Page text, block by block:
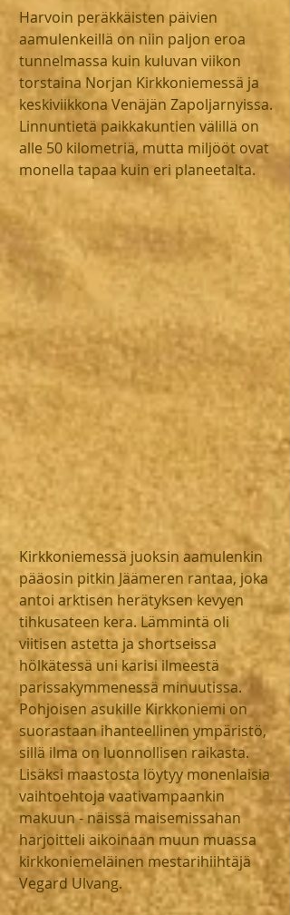
Harvoin peräkkäisten päivien
aamulenkeillä on niin paljon eroa
tunnelmassa kuin kuluvan viikon
torstaina Norjan Kirkkoniemessä ja
keskiviikkona Venäjän Zapoljarnyissa.
Linnuntietä paikkakuntien välillä on
alle 50 kilometriä, mutta miljööt ovat
monella tapaa kuin eri planeetalta.
Kirkkoniemessä juoksin aamulenkin
pääosin pitkin Jäämeren rantaa, joka
antoi arktisen herätyksen kevyen
tihkusateen kera. Lämmintä oli
viitisen astetta ja shortseissa
hölkätessä uni karisi ilmeestä
parissakymmenessä minuutissa.
Pohjoisen asukille Kirkkoniemi on
suorastaan ihanteellinen ympäristö,
sillä ilma on luonnollisen raikasta.
Lisäksi maastosta löytyy monenlaisia
vaihtoehtoja vaativampaankin
makuun - näissä maisemissahan
harjoitteli aikoinaan muun muassa
kirkkoniemeläinen mestarihiihtäjä
Vegard Ulvang.